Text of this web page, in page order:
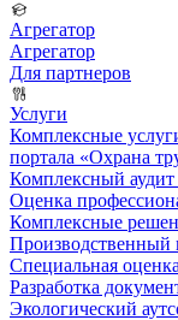
Агрегатор
Агрегатор
Для партнеров
Услуги
Комплексные
портала «Охрана
Комплексный
Оценка
Комплексные
Производственный
Специальная
Разработка
Экологический